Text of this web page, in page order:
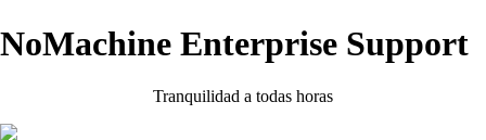
NoMachine Enterprise Support
Tranquilidad a todas horas